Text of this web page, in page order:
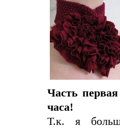
Часть
часа!
Т.к. я